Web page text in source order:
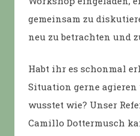
gemeinsam zu
neu zu betrachten und
Habt ihr es schonmal
Situation gerne
wusstet wie? Unser
Camillo Dottermusch